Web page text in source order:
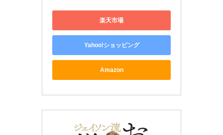
楽天市場
Yahoo!ショッピング
Amazon